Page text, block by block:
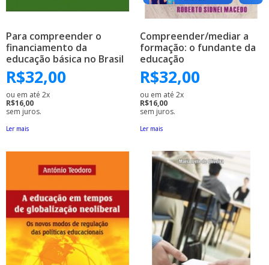
Para compreender o
financiamento da
educação básica no Brasil
R$32,00
ou em até 2x
R$16,00
sem juros.
Ler mais
Compreender/mediar a
formação: o fundante da
educação
R$32,00
ou em até 2x
R$16,00
sem juros.
Ler mais